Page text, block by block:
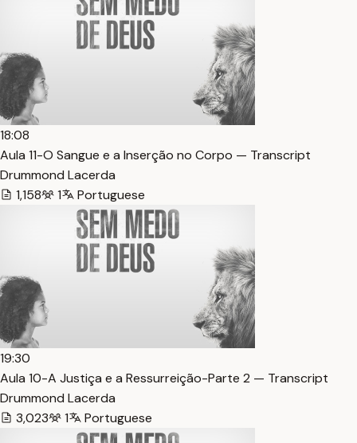
18:08
Aula 11-O Sangue e a Inserção no Corpo — Transcript
Drummond Lacerda
1,158
1 Portuguese
19:30
Aula 10-A Justiça e a Ressurreição-Parte 2 — Transcript
Drummond Lacerda
3,023
1 Portuguese